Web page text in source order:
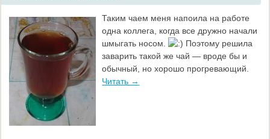
Таким чаем меня напоила на работе
одна коллега, когда все дружно начали
шмыгать носом.
Поэтому решила
заварить такой же чай — вроде бы и
обычный, но хорошо прогревающий.
Читать →